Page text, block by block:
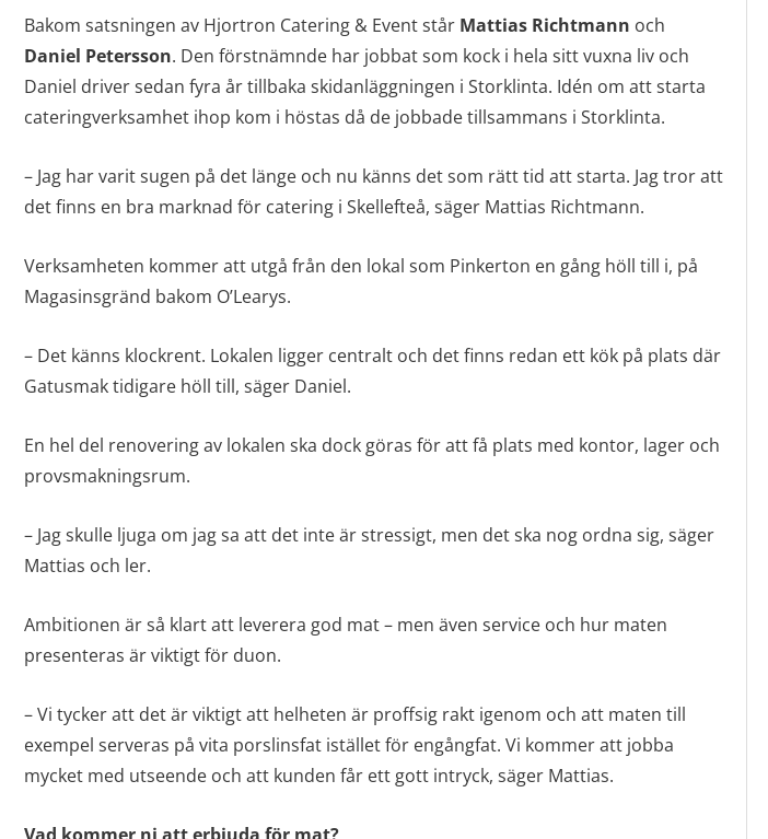
Bakom satsningen av Hjortron Catering & Event står Mattias Richtmann och
Daniel Petersson. Den förstnämnde har jobbat som kock i hela sitt vuxna liv och
Daniel driver sedan fyra år tillbaka skidanläggningen i Storklinta. Idén om att starta
cateringverksamhet ihop kom i höstas då de jobbade tillsammans i Storklinta.
– Jag har varit sugen på det länge och nu känns det som rätt tid att starta. Jag tror att
det finns en bra marknad för catering i Skellefteå, säger Mattias Richtmann.
Verksamheten kommer att utgå från den lokal som Pinkerton en gång höll till i, på
Magasinsgränd bakom O’Learys.
– Det känns klockrent. Lokalen ligger centralt och det finns redan ett kök på plats där
Gatusmak tidigare höll till, säger Daniel.
En hel del renovering av lokalen ska dock göras för att få plats med kontor, lager och
provsmakningsrum.
– Jag skulle ljuga om jag sa att det inte är stressigt, men det ska nog ordna sig, säger
Mattias och ler.
Ambitionen är så klart att leverera god mat – men även service och hur maten
presenteras är viktigt för duon.
– Vi tycker att det är viktigt att helheten är proffsig rakt igenom och att maten till
exempel serveras på vita porslinsfat istället för engångfat. Vi kommer att jobba
mycket med utseende och att kunden får ett gott intryck, säger Mattias.